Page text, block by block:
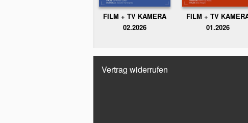
FILM + TV KAMERA
02.2026
FILM + TV
01.2026
Vertrag widerrufen